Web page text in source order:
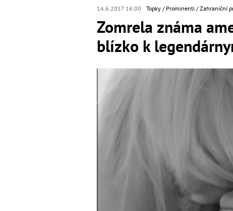
14.6.2017 16:00 Topky Prominenti Zahraniční
Zomrela známa
blízko k